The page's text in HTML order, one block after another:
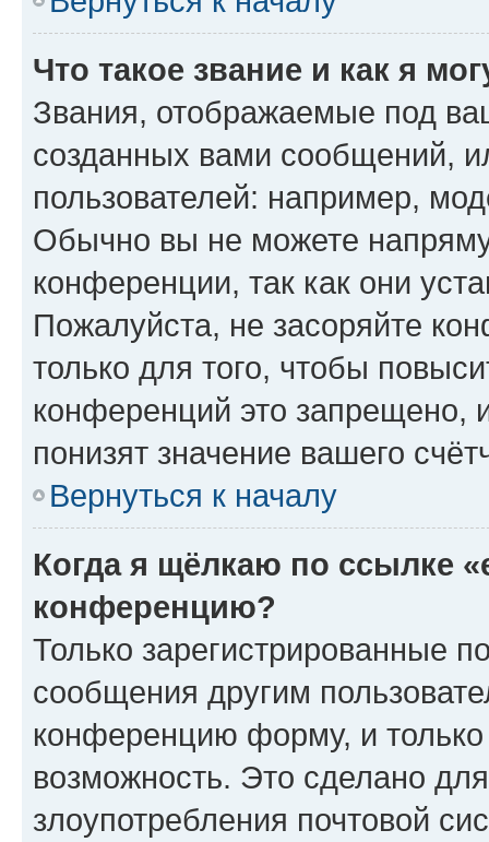
Что такое звание и как я
Звания, отображаемые под
созданных вами сообщений,
пользователей: например,
Обычно вы не можете
конференции, так как они
Пожалуйста, не засоряйте
только для того, чтобы
конференций это запрещено,
понизят значение вашего
Вернуться к началу
Когда я щёлкаю по ссылке
конференцию?
Только зарегистрированные
сообщения другим
конференцию форму, и
возможность. Это сделано
злоупотребления почтовой